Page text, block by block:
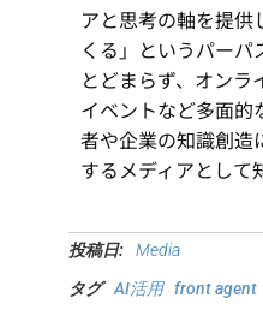
アと思考の軸を提供
くる」というパーパ
とどまらず、オンラ
イベントなど多面的
者や企業の知識創造
するメディアとして
投稿日:
Media
タグ
AI活用 front agent